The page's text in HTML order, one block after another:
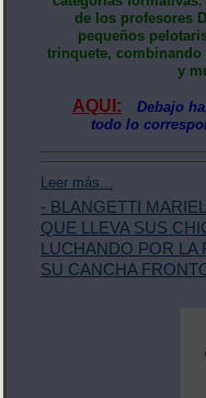
de los profesores
pequeños
trinquete,
y
AQUI:
Debajo
todo lo
Leer más...
- BLANGETTI
QUE LLEVA SUS
LUCHANDO POR LA
SU CANCHA